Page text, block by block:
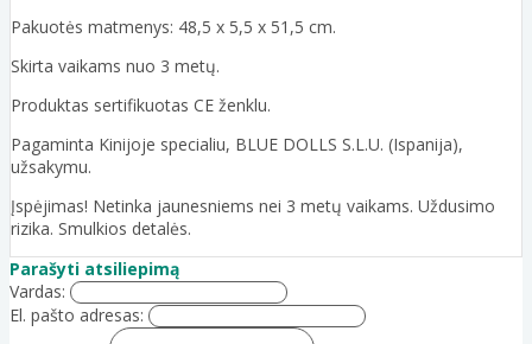
Pakuotės matmenys: 48,5 x 5,5 x 51,5 cm.
Skirta vaikams nuo 3 metų.
Produktas sertifikuotas CE ženklu.
Pagaminta Kinijoje specialiu, BLUE DOLLS S.L.U. (Ispanija),
užsakymu.
Įspėjimas! Netinka jaunesniems nei 3 metų vaikams. Uždusimo
rizika. Smulkios detalės.
Parašyti atsiliepimą
Vardas:
El. pašto adresas: